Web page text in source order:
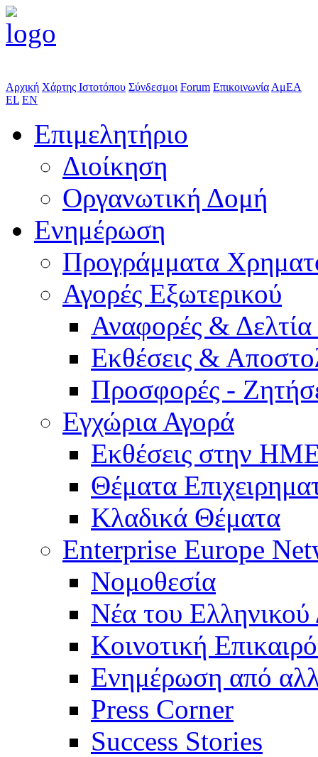
Αρχική Χάρτης Ιστοτόπου Σύνδεσμοι Forum Επικοινωνία ΑμΕΑ
EL EN
Επιμελητήριο
Διοίκηση
Οργανωτική Δομή
Ενημέρωση
Προγράμματα
Αγορές Εξωτερικού
Αναφορές &
Εκθέσεις &
Προσφορές -
Εγχώρια Αγορά
Εκθέσεις στην
Θέματα
Κλαδικά Θέματα
Enterprise Europe
Νομοθεσία
Νέα του Ελληνικού
Κοινοτική
Ενημέρωση από
Press Corner
Success Stories